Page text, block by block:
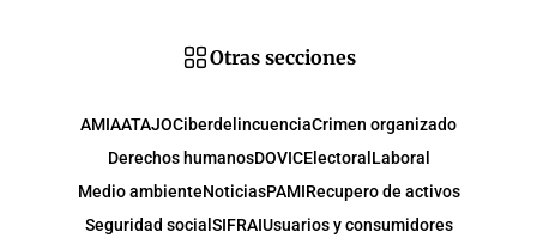
Otras secciones
AMIAATAJOCiberdelincuenciaCrimen organizado
Derechos humanosDOVICElectoral Laboral
Medio ambienteNoticiasPAMIRecupero de activos
Seguridad social SIFRAIUsuarios y consumidores